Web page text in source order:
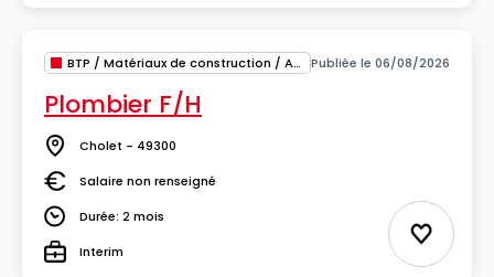
BTP / Matériaux de construction / Architecture Publiée le 06/08/2026
Plombier F/H
Lieu Cholet - 49300
SalaireSalaire non renseigné
DuréeDurée: 2 mois
TypeInterim Ajouter